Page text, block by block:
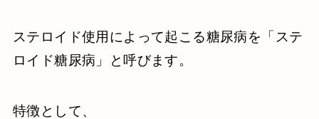
ステロイド使用によって起こる糖尿病を「ステ
ロイド糖尿病」と呼びます。
特徴として、